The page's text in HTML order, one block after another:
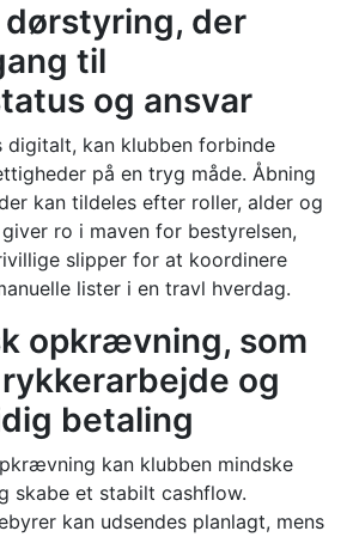
der
til
og ansvar
digitalt, kan klubben forbinde
på en tryg måde. Åbning
kan tildeles efter roller, alder og
ro i maven for bestyrelsen,
slipper for at koordinere
lister i en travl hverdag.
opkrævning, som
og
betaling
kan klubben mindske
skabe et stabilt cashflow.
kan udsendes planlagt, mens